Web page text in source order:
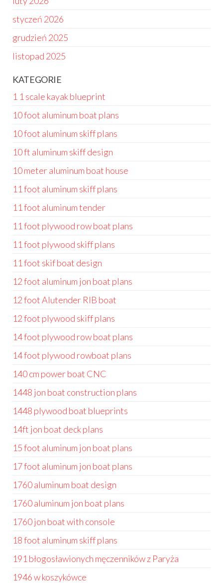
styczeń 2026
grudzień 2025
listopad 2025
KATEGORIE
1 1 scale kayak blueprint
10 foot aluminum boat plans
10 foot aluminum skiff plans
10 ft aluminum skiff design
10 meter aluminum boat house
11 foot aluminum skiff plans
11 foot aluminum tender
11 foot plywood row boat plans
11 foot plywood skiff plans
11 foot skif boat design
12 foot aluminum jon boat plans
12 foot Alutender RIB boat
12 foot plywood skiff plans
14 foot plywood row boat plans
14 foot plywood rowboat plans
140 cm power boat CNC
1448 jon boat construction plans
1448 plywood boat blueprints
14ft jon boat deck plans
15 foot aluminum jon boat plans
17 foot aluminum jon boat plans
1760 aluminum boat design
1760 aluminum jon boat plans
1760 jon boat with console
18 foot aluminum skiff plans
191 błogosławionych męczenników z Paryża
1946 w koszykówce